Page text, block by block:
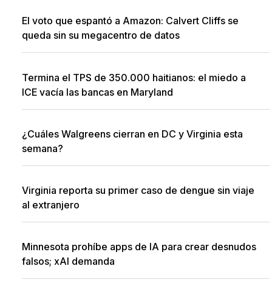
El voto que espantó a Amazon: Calvert Cliffs se
queda sin su megacentro de datos
Termina el TPS de 350.000 haitianos: el miedo a
ICE vacía las bancas en Maryland
¿Cuáles Walgreens cierran en DC y Virginia esta
semana?
Virginia reporta su primer caso de dengue sin viaje
al extranjero
Minnesota prohíbe apps de IA para crear desnudos
falsos; xAI demanda